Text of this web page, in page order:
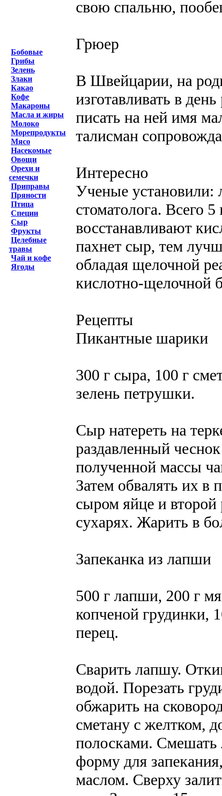
Бобовые
Грибы
Зелень
Злаки
Какао
Кофе
Макароны
Масла и жиры
Молоко
Морепродукты
Мясо
Насекомые
Овощи
Орехи и
семечки
Приправы
Пряности
Птица
Специи
Сыр
Фрукты
Целебные
травы
Чай и кофе
Ягоды
свою спальню,
Грюер
В Швейцарии, на
изготавливать в
писать на ней имя
талисман
Интересно
Ученые
стоматолога. Всего
восстанавливают
пахнет сыр, тем
обладая щелочной
кислотно-щелочной
Рецепты
Пикантные шарики
300 г сыра, 100 г
зелень петрушки.
Сыр натереть на
раздавленный
полученной массы
Затем обвалять их в
сыром яйце и второй
сухарях. Жарить в
Запеканка из лапши
500 г лапши, 200 г
копченой грудинки,
перец.
Сварить лапшу.
водой. Порезать
обжарить на
сметану с желтком,
полосками.
форму для
маслом. Сверху